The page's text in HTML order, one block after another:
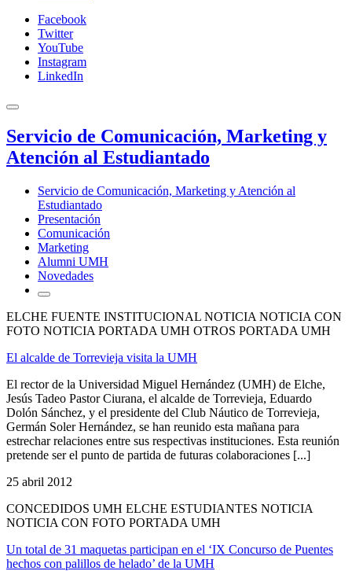
Facebook
Twitter
YouTube
Instagram
LinkedIn
Servicio de Comunicación, Marketing y
Atención al Estudiantado
Servicio de Comunicación, Marketing y Atención al
Estudiantado
Presentación
Comunicación
Marketing
Alumni UMH
Novedades
ELCHE FUENTE INSTITUCIONAL NOTICIA NOTICIA CON
FOTO NOTICIA PORTADA UMH OTROS PORTADA UMH
El alcalde de Torrevieja visita la UMH
El rector de la Universidad Miguel Hernández (UMH) de Elche,
Jesús Tadeo Pastor Ciurana, el alcalde de Torrevieja, Eduardo
Dolón Sánchez, y el presidente del Club Náutico de Torrevieja,
Germán Soler Hernández, se han reunido esta mañana para
estrechar relaciones entre sus respectivas instituciones. Esta reunión
pretende ser el punto de partida de futuras colaboraciones [...]
25 abril 2012
CONCEDIDOS UMH ELCHE ESTUDIANTES NOTICIA
NOTICIA CON FOTO PORTADA UMH
Un total de 31 maquetas participan en el ‘IX Concurso de Puentes
hechos con palillos de helado’ de la UMH